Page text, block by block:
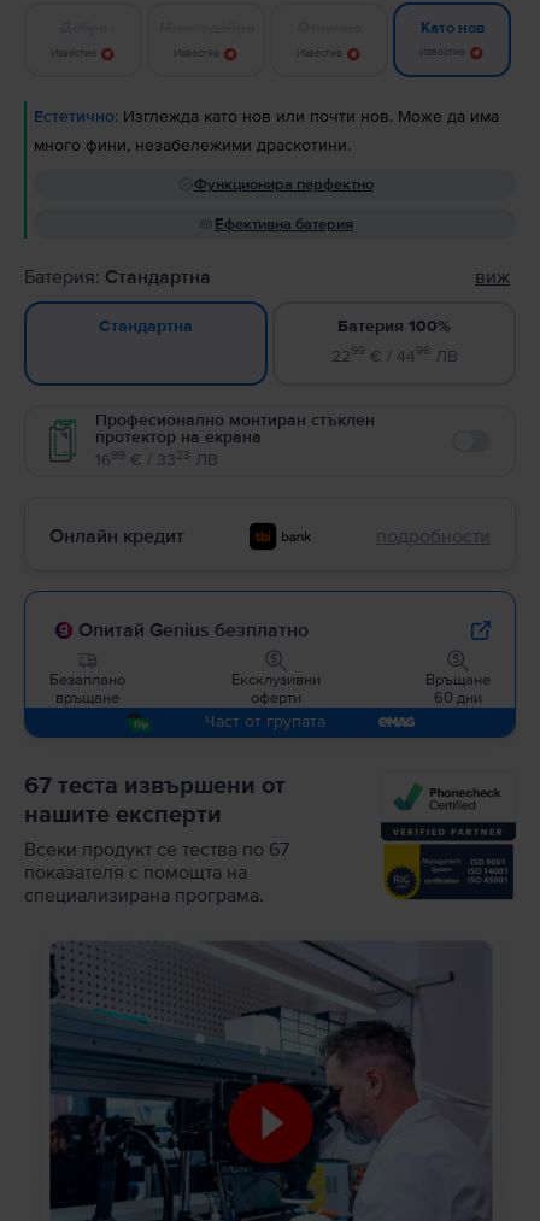
Известие Известие Известие
Като нов
Известие
Естетично: Изглежда като нов или почти нов. Може да има
много фини, незабележими драскотини.
Функционира перфектно
Ефективна батерия
Батерия: Стандартна виж
Стандартна
Батерия 100%
2299€ / 4496ЛВ
Професионално монтиран стъклен
протектор на екрана
1699 € / 3323 ЛВ
Онлайн кредит подробности
Опитай Genius безплатно
Безаплано
връщане
Ексклузивни
оферти
Връщане
60 дни
Част от групата
67 теста извършени от
нашите експерти
Всеки продукт се тества по 67
показателя с помощта на
специализирана програма.